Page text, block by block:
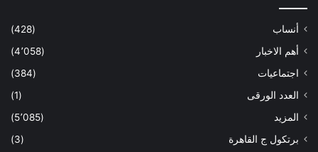
أنساب
(428)
أهم الاخبار
(4٬058)
اجتماعيات
(384)
العدد الورقى
(1)
المزيد
(5٬085)
برتكول ج القاهرة
(3)